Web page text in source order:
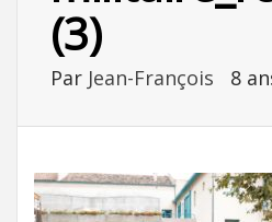
(3)
Par Jean-François 8